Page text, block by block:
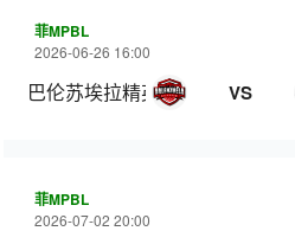
菲MPBL
2026-06-26 16:00
巴伦苏埃拉精英 VS
菲MPBL
2026-07-02 20:00